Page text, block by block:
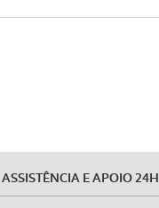
ASSISTÊNCIA E APOIO 24H